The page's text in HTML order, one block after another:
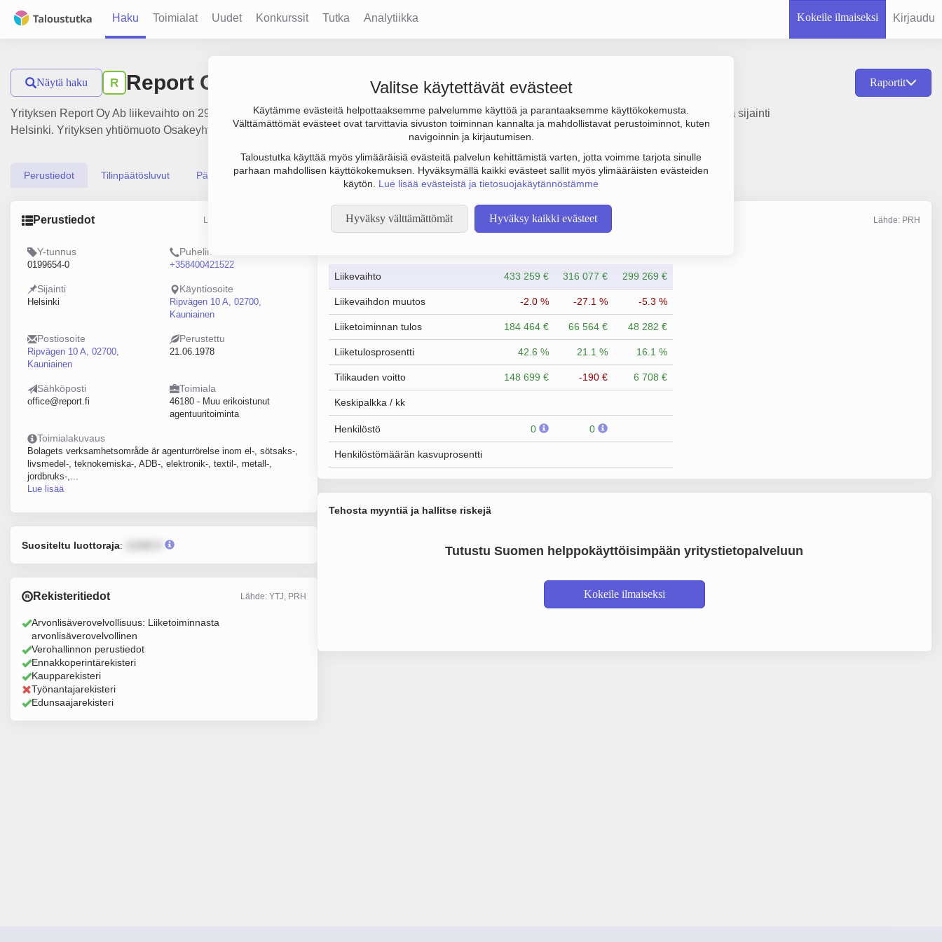
Haku Toimialat Uudet Konkurssit Tutka Analytiikka Kokeile ilmaiseksi Kirjaudu
Valitse käytettävät evästeet
Käytämme evästeitä helpottaaksemme palvelumme käyttöä ja parantaaksemme käyttökokemusta.
Välttämättömät evästeet ovat tarvittavia sivuston toiminnan kannalta ja mahdollistavat perustoiminnot, kuten
navigoinnin ja kirjautumisen.
Taloustutka käyttää myös ylimääräisiä evästeitä palvelun kehittämistä varten, jotta voimme tarjota sinulle
parhaan mahdollisen käyttökokemuksen. Hyväksymällä kaikki evästeet sallit myös ylimääräisten evästeiden
käytön. Lue lisää evästeistä ja tietosuojakäytännöstämme
Hyväksy välttämättömät Hyväksy kaikki evästeet
Näytä haku R Report Oy Ab Raportit
Yrityksen Report Oy Ab liikevaihto on 299 000 € ja tulos 48 000 €. Sen päätoimiala on Muu erikoistunut agentuuritoiminta, perustamisvuosi 1978 ja sijainti
Helsinki. Yrityksen yhtiömuoto Osakeyhtiö (OY).
Perustiedot Tilinpäätösluvut Päättäjätiedot
Perustiedot Lähde: YTJ, PRH, Traficom
Y-tunnus
0199654-0
Puhelin
+358400421522
Sijainti
Helsinki
Käyntiosoite
Ripvägen 10 A, 02700,
Kauniainen
Postiosoite
Ripvägen 10 A, 02700,
Kauniainen
Perustettu
21.06.1978
Sähköposti
office@report.fi
Toimiala
46180 - Muu erikoistunut
agentuuritoiminta
Toimialakuvaus
Bolagets verksamhetsområde är agenturrörelse inom el-, sötsaks-,
livsmedel-, teknokemiska-, ADB-, elektronik-, textil-, metall-,
jordbruks-,...
Lue lisää
Suositeltu luottoraja:
Rekisteritiedot Lähde: YTJ, PRH
Arvonlisäverovelvollisuus: Liiketoiminnasta
arvonlisäverovelvollinen
Verohallinnon perustiedot
Ennakkoperintärekisteri
Kaupparekisteri
Työnantajarekisteri
Edunsaajarekisteri
Taloustiedot Lähde: PRH
Liikevaihto 433 259 € 316 077 € 299 269 €
Liikevaihdon muutos -2.0 % -27.1 % -5.3 %
Liiketoiminnan tulos 184 464 € 66 564 € 48 282 €
Liiketulosprosentti 42.6 % 21.1 % 16.1 %
Tilikauden voitto 148 699 € -190 € 6 708 €
Keskipalkka / kk
Henkilöstö 0 0
Henkilöstömäärän kasvuprosentti
Tehosta myyntiä ja hallitse riskejä
Tutustu Suomen helppokäyttöisimpään yritystietopalveluun
Kokeile ilmaiseksi